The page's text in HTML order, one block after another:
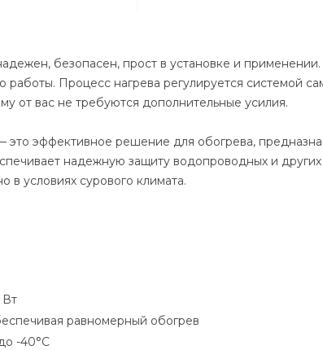
безопасен, прост в установке и
Процесс нагрева регулируется системой
от вас не требуются дополнительные усилия.
эффективное решение для обогрева,
надежную защиту водопроводных и
в условиях сурового климата.
Вт
равномерный обогрев
-40°C